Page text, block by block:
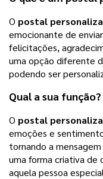
O postal
emocionante de
felicitações,
uma opção diferente
podendo ser
Qual a sua função?
O postal
emoções e
tornando a
uma forma criativa de
aquela pessoa